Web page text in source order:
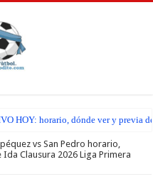
HOY: horario, dónde ver y previa
HOY: horario, dónde ver y
vs San Pedro horario,
Clausura 2026 Liga Primera